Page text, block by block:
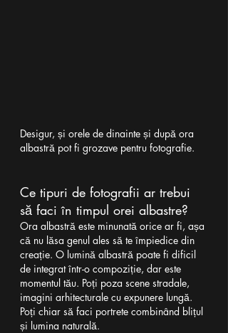
Desigur, și orele de dinainte și după ora
albastră pot fi grozave pentru fotografie.
Ce tipuri de fotografii ar trebui
să faci în timpul orei albastre?
Ora albastră este minunată orice ar fi, așa
că nu lăsa genul ales să te împiedice din
creație. O lumină albastră poate fi dificil
de integrat într-o compoziție, dar este
momentul tău. Poți poza scene stradale,
imagini arhitecturale cu expunere lungă.
Poți chiar să faci portrete combinând blițul
și lumina naturală.